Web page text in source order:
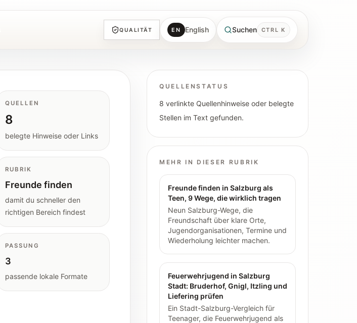
QUALITÄT EN English Suchen CTRL K
QUELLEN
8
belegte Hinweise oder Links
RUBRIK
Freunde finden
damit du schneller den
richtigen Bereich findest
PASSUNG
3
passende lokale Formate
QUELLENSTATUS
8 verlinkte Quellenhinweise oder belegte
Stellen im Text gefunden.
MEHR IN DIESER RUBRIK
Freunde finden in Salzburg als
Teen, 9 Wege, die wirklich tragen
Neun Salzburg-Wege, die
Freundschaft über klare Orte,
Jugendorganisationen, Termine und
Wiederholung leichter machen.
Feuerwehrjugend in Salzburg
Stadt: Bruderhof, Gnigl, Itzling und
Liefering prüfen
Ein Stadt-Salzburg-Vergleich für
Teenager, die Feuerwehrjugend als